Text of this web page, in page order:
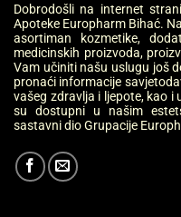
Dobrodošli na internet
Apoteke Europharm Bihać.
asortiman kozmetike,
medicinskih proizvoda,
Vam učiniti našu uslugu još
pronaći informacije
vašeg zdravlja i ljepote, kao
su dostupni u našim
sastavni dio Grupacije